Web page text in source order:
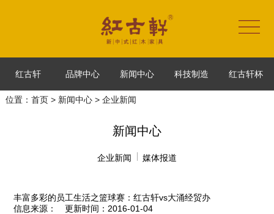
红古轩 品牌中心 新闻中心 科技制造 红古轩杯
位置： 首页> 新闻中心> 企业新闻
新闻中心
企业新闻 媒体报道
丰富多彩的员工生活之篮球赛：红古轩vs大涌经贸办
信息来源：
更新时间：2016-01-04